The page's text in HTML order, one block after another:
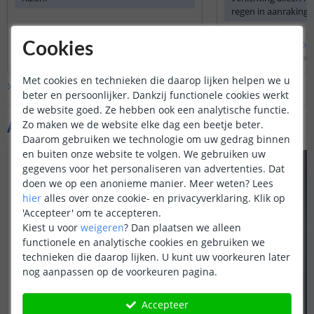
Aanvullende producten
Bekijkheleantwoord
Door Danielle op maandag 13 november 2023
regen in aanraking
armatuur in
verstandig om de
Bekijk alle Vraag & antwoord
Cookies
Met cookies en technieken die daarop lijken helpen we u
beter en persoonlijker. Dankzij functionele cookies werkt
de website goed. Ze hebben ook een analytische functie.
Zo maken we de website elke dag een beetje beter.
Daarom gebruiken we technologie om uw gedrag binnen
en buiten onze website te volgen. We gebruiken uw
gegevens voor het personaliseren van advertenties. Dat
doen we op een anonieme manier. Meer weten? Lees
hier alles over onze cookie- en privacyverklaring. Klik op
'Accepteer' om te accepteren.
Kiest u voor weigeren? Dan plaatsen we alleen
functionele en analytische cookies en gebruiken we
technieken die daarop lijken. U kunt uw voorkeuren later
nog aanpassen op de voorkeuren pagina.
Accepteer